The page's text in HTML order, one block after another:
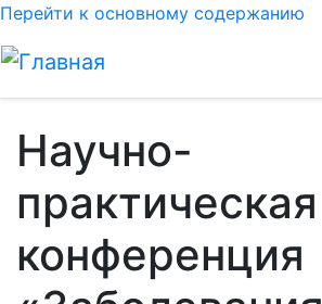
Перейти к основному содержанию
Научно-
практическая
конференция